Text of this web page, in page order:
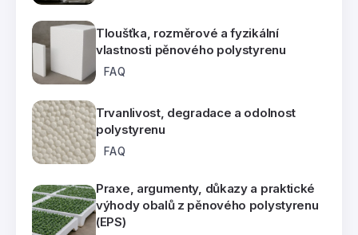
Tloušťka, rozměrové a fyzikální
vlastnosti pěnového polystyrenu
FAQ
Trvanlivost, degradace a odolnost
polystyrenu
FAQ
Praxe, argumenty, důkazy a praktické
výhody obalů z pěnového polystyrenu
(EPS)